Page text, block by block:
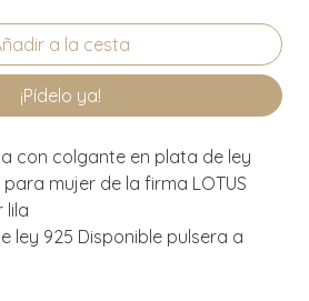
¡Pídelo ya!
con colgante en plata de ley
mujer de la firma LOTUS
lila
ley 925 Disponible pulsera a